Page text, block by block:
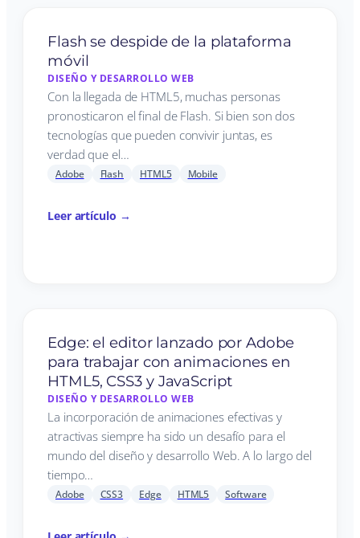
Flash se despide de la plataforma
móvil
DISEÑO Y DESARROLLO WEB
Con la llegada de HTML5, muchas personas
pronosticaron el final de Flash. Si bien son dos
tecnologías que pueden convivir juntas, es
verdad que el…
Adobe Flash HTML5 Mobile
Leer artículo →
Edge: el editor lanzado por Adobe
para trabajar con animaciones en
HTML5, CSS3 y JavaScript
DISEÑO Y DESARROLLO WEB
La incorporación de animaciones efectivas y
atractivas siempre ha sido un desafío para el
mundo del diseño y desarrollo Web. A lo largo del
tiempo…
Adobe CSS3 Edge HTML5 Software